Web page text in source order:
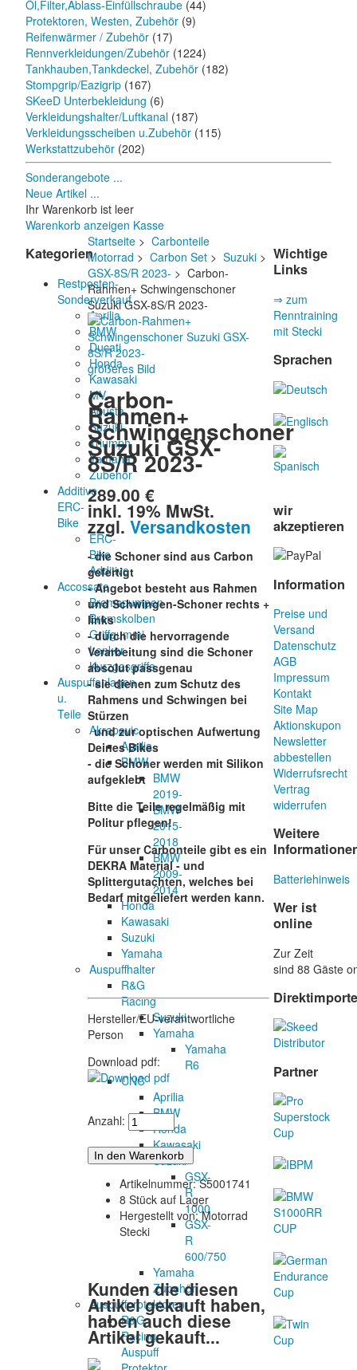
Öl,Filter,Ablass-Einfüllschraube (44)
Protektoren, Westen, Zubehör (9)
Reifenwärmer / Zubehör (17)
Rennverkleidungen/Zubehör (1224)
Tankhauben,Tankdeckel, Zubehör (182)
Stompgrip/Eazigrip (167)
SKeeD Unterbekleidung (6)
Verkleidungshalter/Luftkanal (187)
Verkleidungsscheiben u.Zubehör (115)
Werkstattzubehör (202)
Sonderangebote ...
Neue Artikel ...
Ihr Warenkorb ist leer
Warenkorb anzeigen Kasse
Kategorien
Restposten-
Sonderverkauf
Aprilia
BMW
Ducati
Honda
Kawasaki
MV
Agusta
Suzuki
Triumph
Yamaha
Zubehör
Additive-
ERC-
Bike
ERC-
Bike
Additive
Accossato
Bremspumpen
Bremskolben
Griffgummi
Lenker
Kurzgasgriffe
Auspuffanlagen
u.
Teile
Akrapovic
Aprilia
BMW
BMW
2019-
BMW
2015-
2018
BMW
2009-
2014
Honda
Kawasaki
Suzuki
Yamaha
Auspuffhalter
R&G
Racing
Suzuki
Yamaha
Yamaha
R6
CNC
Aprilia
BMW
Honda
Kawasaki
Suzuki
GSX-
R
1000
GSX-
R
600/750
Yamaha
Zubehör
Auspuffprotektoren
R&G
Racing
Auspuff
Startseite> Carbonteile
Motorrad > Carbon Set> Suzuki>
GSX-8S/R 2023- > Carbon-
Rahmen+ Schwingenschoner
Suzuki GSX-8S/R 2023-
größeres Bild
Carbon-
Rahmen+
Schwingenschoner
Suzuki GSX-
8S/R 2023-
289.00 €
inkl. 19% MwSt.
zzgl. Versandkosten
- die Schoner sind aus Carbon
gefertigt
- Angebot besteht aus Rahmen
und Schwingen-Schoner rechts +
links
- durch die hervorragende
Verarbeitung sind die Schoner
absolut passgenau
- sie dienen zum Schutz des
Rahmens und Schwingen bei
Stürzen
und zur optischen Aufwertung
Deines Bikes
- die Schoner werden mit Silikon
aufgeklebt
Bitte die Teile regelmäßig mit
Politur pflegen!
Für unser Carbonteile gibt es ein
DEKRA Material - und
Splittergutachten, welches bei
Bedarf mitgeliefert werden kann.
Hersteller/EU-verantwortliche
Person
Download pdf:
Anzahl:
Artikelnummer: S5001741
8 Stück auf Lager
Hergestellt von: Motorrad
Stecki
Kunden die diesen
Artikel gekauft haben,
haben auch diese
Artikel gekauft...
Wichtige
Links
⇒ zum
Renntraining
mit Stecki
Sprachen
wir
akzeptieren
Information
Preise und
Versand
Datenschutz
AGB
Impressum
Kontakt
Site Map
Aktionskupon
Newsletter
abbestellen
Widerrufsrecht
Vertrag
widerrufen
Weitere
Batteriehinweis
Wer ist
online
Zur Zeit
sind 88 Gäste
Partner